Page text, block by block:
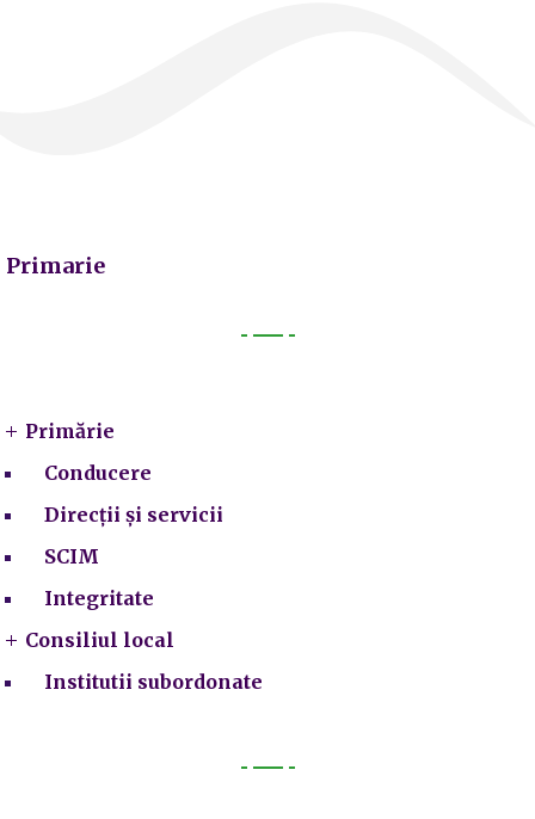
Primarie
Primărie
Conducere
Direcții și servicii
SCIM
Integritate
Consiliul local
Institutii subordonate